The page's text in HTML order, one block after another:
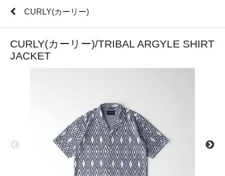
CURLY(カーリー)
CURLY(カーリー)/TRIBAL ARGYLE SHIRT
JACKET